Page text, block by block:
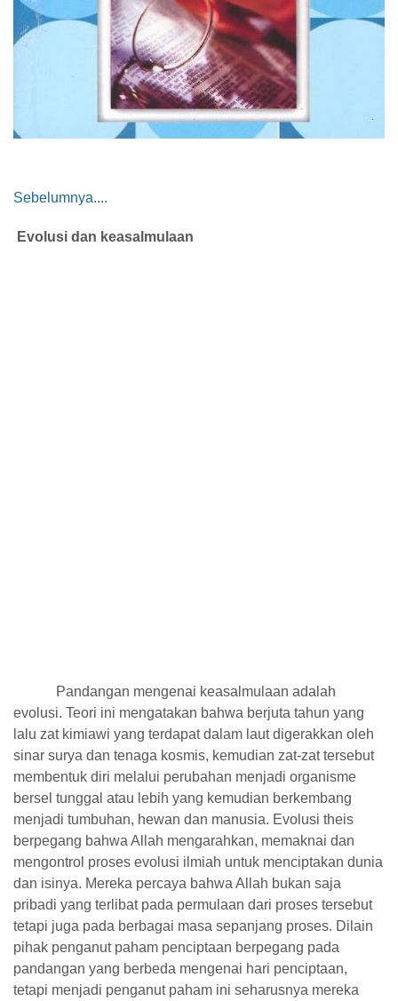
Sebelumnya....
Evolusi dan keasalmulaan
Pandangan mengenai keasalmulaan adalah
evolusi. Teori ini mengatakan bahwa berjuta tahun yang
lalu zat kimiawi yang terdapat dalam laut digerakkan oleh
sinar surya dan tenaga kosmis, kemudian zat-zat tersebut
membentuk diri melalui perubahan menjadi organisme
bersel tunggal atau lebih yang kemudian berkembang
menjadi tumbuhan, hewan dan manusia. Evolusi theis
berpegang bahwa Allah mengarahkan, memaknai dan
mengontrol proses evolusi ilmiah untuk menciptakan dunia
dan isinya. Mereka percaya bahwa Allah bukan saja
pribadi yang terlibat pada permulaan dari proses tersebut
tetapi juga pada berbagai masa sepanjang proses. Dilain
pihak penganut paham penciptaan berpegang pada
pandangan yang berbeda mengenai hari penciptaan,
tetapi menjadi penganut paham ini seharusnya mereka